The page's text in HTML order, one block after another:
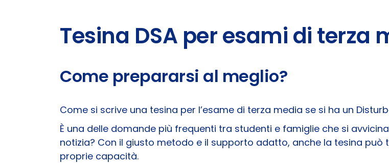
Tesina DSA per esami di terza
Come prepararsi al meglio?
Come si scrive una tesina per l’esame di terza media se si ha un
È una delle domande più frequenti tra studenti e famiglie che si
notizia? Con il giusto metodo e il supporto adatto, anche la tesina
proprie capacità.